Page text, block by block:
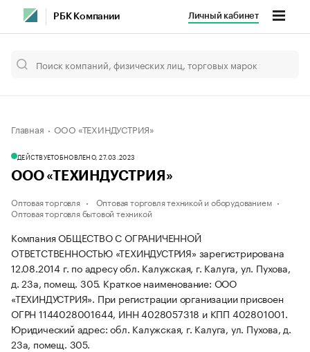
РБК Компании Личный кабинет
Главная ООО «ТЕХИНДУСТРИЯ»
ДЕЙСТВУЕТОБНОВЛЕНО, 27.03.2023
ООО «ТЕХИНДУСТРИЯ»
Оптовая торговля
Оптовая торговля техникой и оборудованием
Оптовая торговля бытовой техникой
Компания ОБЩЕСТВО С ОГРАНИЧЕННОЙ
ОТВЕТСТВЕННОСТЬЮ «ТЕХИНДУСТРИЯ» зарегистрирована
12.08.2014 г. по адресу обл. Калужская, г. Калуга, ул. Пухова,
д. 23а, помещ. 305. Краткое наименование: ООО
«ТЕХИНДУСТРИЯ». При регистрации организации присвоен
ОГРН 1144028001644, ИНН 4028057318 и КПП 402801001.
Юридический адрес: обл. Калужская, г. Калуга, ул. Пухова, д.
23а, помещ. 305.